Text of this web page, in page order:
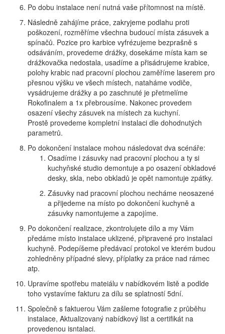
Po dobu instalace není nutná vaše přítomnost na místě.
Následně zahájíme práce, zakryjeme podlahu proti
poškození, rozměříme všechna budoucí místa zásuvek a
spínačů. Pozice pro karbice vyfrézujeme bezprašně s
odsáváním, provedeme drážky, dosekáme místa kam se
drážkovačka nedostala, usadíme a přisádrujeme krabice,
polohy krabic nad pracovní plochou zaměříme laserem pro
přesnou výšku ve všech místech, nataháme vodiče,
vysádrujeme drážky a po zaschnuté je přetmelíme
Rokofinalem a 1x přebrousíme. Nakonec provedem
osazení všechy zásuvek na místech za kuchyní.
Prostě provedeme kompletní instalaci dle dohodnutých
parametrů.
Po dokončení instalace mohou následovat dva scénáře:
Osadíme i zásuvky nad pracovní plochou a ty si
kuchyňské studio demontuje a po osazení obkladové
desky, skla, nebo obkladů je opět namontuje zpátky.
Zásuvky nad pracovní plochou necháme neosazené
a přijedeme na místo po dokončení kuchyně a
zásuvky namontujeme a zapojíme.
Po dokončení realizace, zkontrolujete dílo a my Vám
předáme místo instalace uklizené, připravené pro instalaci
kuchyně. Podepíšeme předávací protokol ve kterém budou
zohledněny případné slevy, příplatky za práce nad rámec
atp.
Upravíme spotřebu mateiálu v nabídkovém listě a podlde
toho vystavíme fakturu za dílu se splatností 5dní.
Společně s faktuerou Vám zašleme fotografie z průběhu
instalace, Aktualizovaný nabídkový list a certifikát na
provedenou isntalaci.